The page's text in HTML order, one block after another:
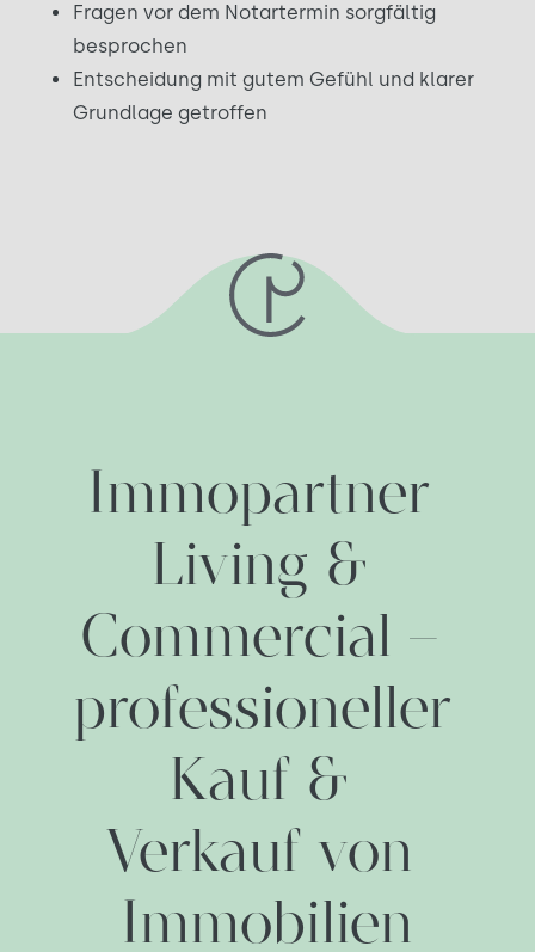
Fragen vor dem Notartermin sorgfältig
besprochen
Entscheidung mit gutem Gefühl und klarer
Grundlage getroffen
Immopartner
Living &
Commercial –
professioneller
Kauf &
Verkauf von
Immobilien